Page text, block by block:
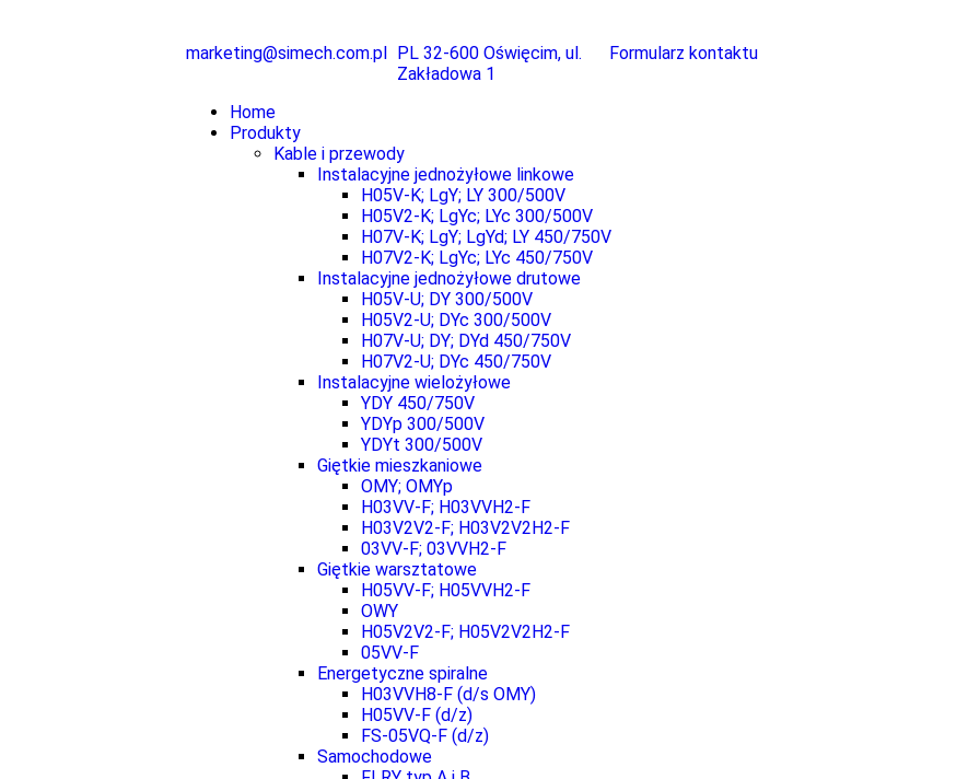
marketing@simech.com.pl PL 32-600 Oświęcim, ul.
Zakładowa 1
Formularz kontaktu
Home
Produkty
Kable i przewody
Instalacyjne jednożyłowe linkowe
H05V-K; LgY; LY 300/500V
H05V2-K; LgYc; LYc 300/500V
H07V-K; LgY; LgYd; LY 450/750V
H07V2-K; LgYc; LYc 450/750V
Instalacyjne jednożyłowe drutowe
H05V-U; DY 300/500V
H05V2-U; DYc 300/500V
H07V-U; DY; DYd 450/750V
H07V2-U; DYc 450/750V
Instalacyjne wielożyłowe
YDY 450/750V
YDYp 300/500V
YDYt 300/500V
Giętkie mieszkaniowe
OMY; OMYp
H03VV-F; H03VVH2-F
H03V2V2-F; H03V2V2H2-F
03VV-F; 03VVH2-F
Giętkie warsztatowe
H05VV-F; H05VVH2-F
OWY
H05V2V2-F; H05V2V2H2-F
05VV-F
Energetyczne spiralne
H03VVH8-F (d/s OMY)
H05VV-F (d/z)
FS-05VQ-F (d/z)
Samochodowe